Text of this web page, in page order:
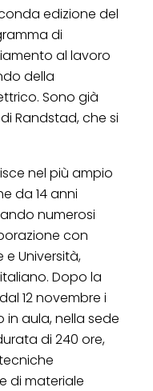
edizione del
di
al lavoro
della
Sono già
Randstad, che si
nel più ampio
da 14 anni
numerosi
con
Università,
Dopo la
12 novembre i
in aula, nella sede
di 240 ore,
di materiale